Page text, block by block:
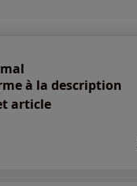
à la description
article